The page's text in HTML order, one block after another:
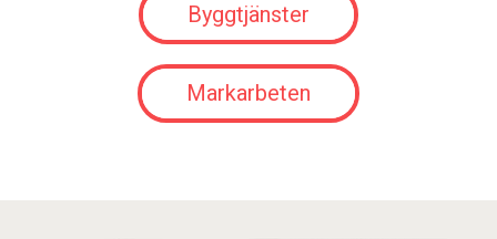
Byggtjänster
Markarbeten